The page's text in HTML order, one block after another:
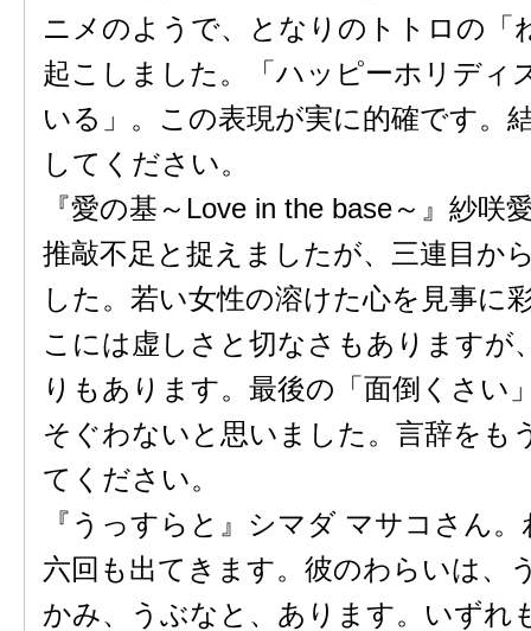
ニメのようで、となりのトトロの「
起こしました。「ハッピーホリデ
いる」。この表現が実に的確です。
してください。
『愛の基～Love in the base～』紗咲
推敲不足と捉えましたが、三連目か
した。若い女性の溶けた心を見事に
こには虚しさと切なさもありますが
りもあります。最後の「面倒くさい
そぐわないと思いました。言辞をも
てください。
『うっすらと』シマダ マサコさん
六回も出てきます。彼のわらいは、
かみ、うぶなと、あります。いずれ